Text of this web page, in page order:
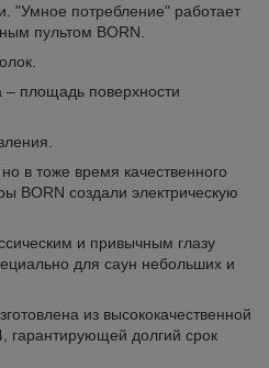
"Умное потребление" работает
пультом BORN.
– площадь поверхности
в тоже время качественного
BORN создали электрическую
и привычным глазу
для саун небольших и
из высококачественной
гарантирующей долгий срок